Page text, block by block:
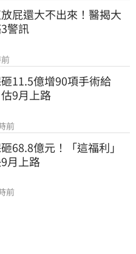
屁還大不出來！醫揭大
警訊
11.5億增90項手術給
9月上路
前
68.8億元！「這福利」
月上路
前